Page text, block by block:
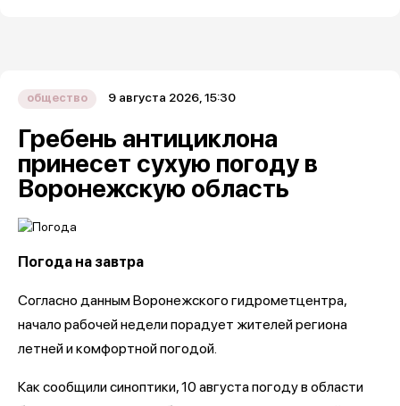
общество 9 августа 2026, 15:30
Гребень антициклона
принесет сухую погоду в
Воронежскую область
Погода на завтра
Согласно данным Воронежского гидрометцентра,
начало рабочей недели порадует жителей региона
летней и комфортной погодой.
Как сообщили синоптики, 10 августа погоду в области